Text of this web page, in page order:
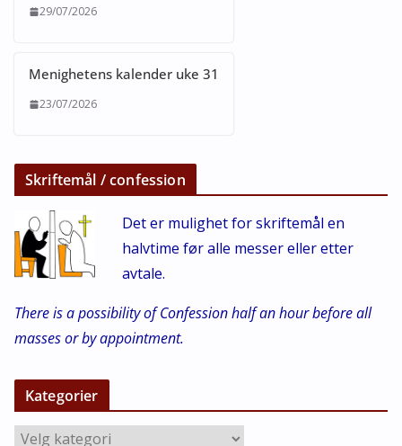
29/07/2026
Menighetens kalender uke 31
23/07/2026
Skriftemål / confession
Det er mulighet for skriftemål en
halvtime før alle messer eller etter
avtale.
There is a possibility of Confession half an hour before all
masses or by appointment.
Kategorier
K